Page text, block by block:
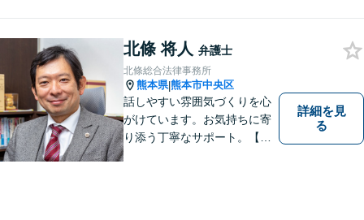
の方の契約関係トラブルまで
幅広くご相談いただいており
ます。お気軽にご相談くださ
い。
北條 将人 弁護士
北條総合法律事務所
熊本県|熊本市中央区
話しやすい雰囲気づくりを心
がけています。お気持ちに寄
り添う丁寧なサポート。【借
詳細を見
る